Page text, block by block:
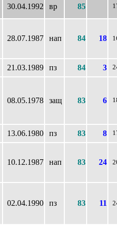
30.04.1992 вр 85
28.07.1987 нап 84 18
21.03.1989 пз 84 3
08.05.1978 защ 83 6
13.06.1980 пз 83 8
10.12.1987 нап 83 24
02.04.1990 пз 83 11